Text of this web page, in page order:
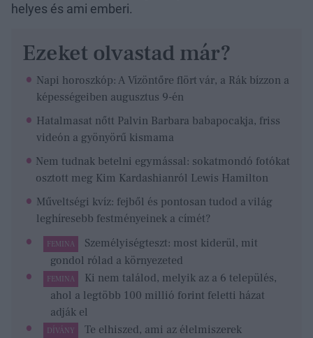
helyes és ami emberi.
Ezeket olvastad már?
Napi horoszkóp: A Vízöntőre flört vár, a Rák bízzon a
képességeiben augusztus 9-én
Hatalmasat nőtt Palvin Barbara babapocakja, friss
videón a gyönyörű kismama
Nem tudnak betelni egymással: sokatmondó fotókat
osztott meg Kim Kardashianról Lewis Hamilton
Műveltségi kvíz: fejből és pontosan tudod a világ
leghíresebb festményeinek a címét?
FEMINA
Személyiségteszt: most kiderül, mit
gondol rólad a környezeted
FEMINA
Ki nem találod, melyik az a 6 település,
ahol a legtöbb 100 millió forint feletti házat
adják el
DÍVÁNY
Te elhiszed, ami az élelmiszerek